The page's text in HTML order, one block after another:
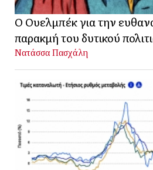
Ο Ουελμπέκ για την
παρακμή του δυτικού
Νατάσσα Πασχάλη